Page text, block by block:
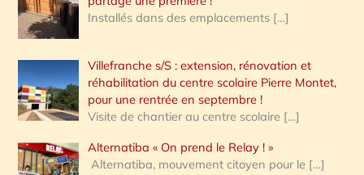
Installés dans des emplacements […]
Villefranche s/S : extension, rénovation et
réhabilitation du centre scolaire Pierre Montet,
pour une rentrée en septembre !
Visite de chantier au centre scolaire […]
Alternatiba « On prend le Relay ! »
Alternatiba, mouvement citoyen pour le […]